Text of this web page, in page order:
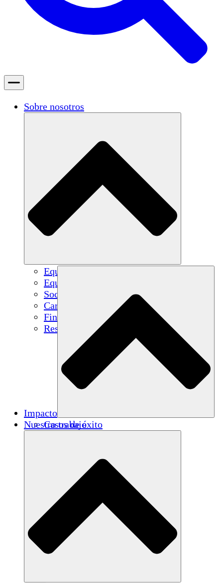
Sobre nosotros
Equipo
Equipo
Socios
Carreras
Finanzas
Resources
Impacto
Casos de éxito
Nuestro trabajo